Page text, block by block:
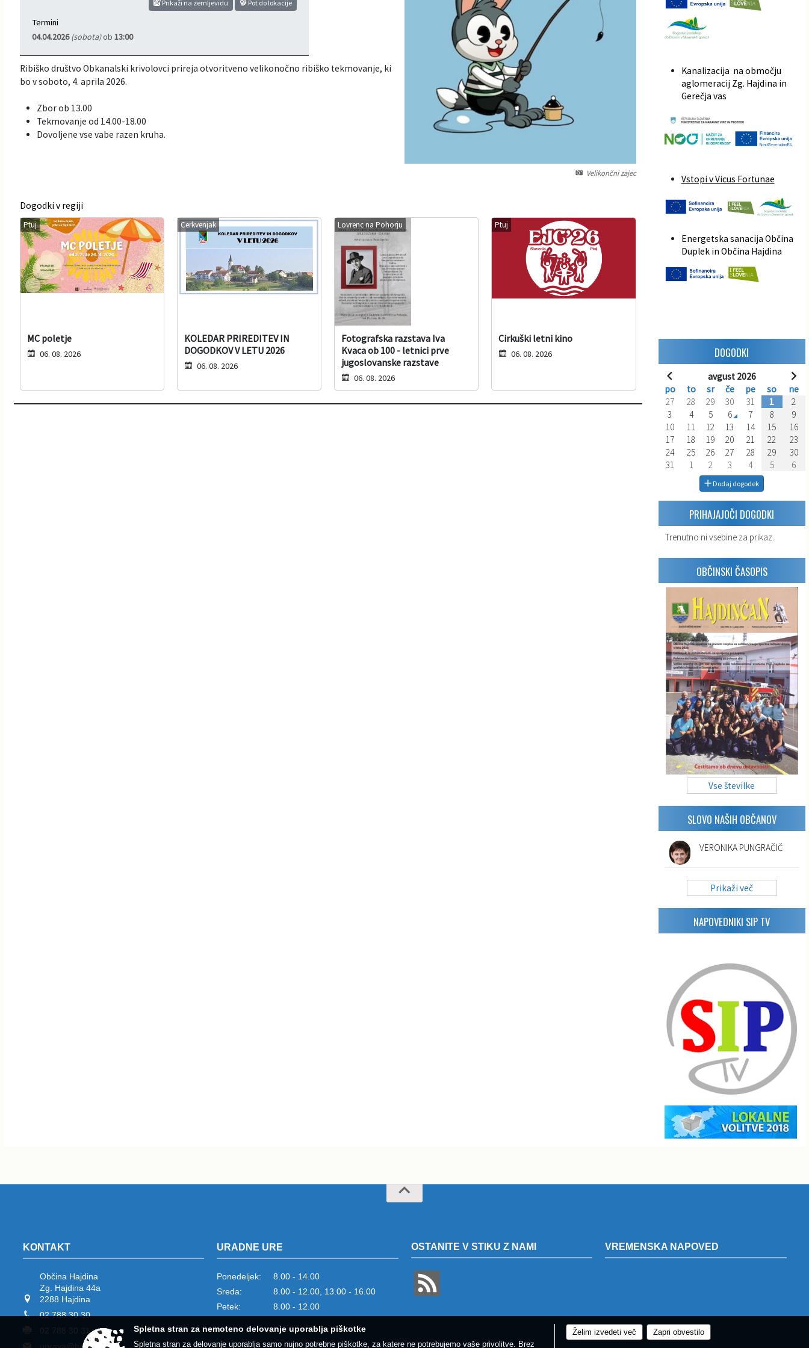
Velikončni zajec
Prikaži na zemljevidu Pot do lokacije
Termini
04.04.2026(sobota)ob 13:00
Ribiško društvo Obkanalski krivolovci prireja otvoritveno velikonočno ribiško tekmovanje, ki
bo v soboto, 4. aprila 2026.
Zbor ob 13.00
Tekmovanje od 14.00-18.00
Dovoljene vse vabe razen kruha.
Dogodki v regiji
Ptuj
MC poletje
06. 08. 2026
Cerkvenjak
KOLEDAR PRIREDITEV IN
DOGODKOV V LETU 2026
06. 08. 2026
Lovrenc na Pohorju
Fotografska razstava Iva
Kvaca ob 100 - letnici prve
jugoslovanske razstave
06. 08. 2026
Ptuj
Cirkuški letni kino
06. 08. 2026
Kanalizacija na območju
aglomeracij Zg. Hajdina in
Gerečja vas
Vstopi v Vicus Fortunae
Energetska sanacija Občina
Duplek in Občina Hajdina
DOGODKI
avgust 2026
po
to sr če pe so
ne
27
28 29 30 31 1
2
3
4 5 6 7 8
9
10
11 12 13 14 15
16
17
18 19 20 21 22
23
24
25 26 27 28 29
30
31
1 2 3 4 5 6
Dodaj dogodek
PRIHAJAJOČI DOGODKI
Trenutno ni vsebine za prikaz.
OBČINSKI ČASOPIS
Vse številke
SLOVO NAŠIH OBČANOV
VERONIKA PUNGRAČIČ
Prikaži več
NAPOVEDNIKI SIP TV
KONTAKT
Občina Hajdina
Zg. Hajdina 44a
2288 Hajdina
02 788 30 30
URADNE URE
Ponedeljek:
8.00 - 14.00
Sreda:
8.00 - 12.00, 13.00 - 16.00
Petek:
8.00 - 12.00
OSTANITE V STIKU Z NAMI VREMENSKA NAPOVED
Spletna stran za nemoteno delovanje uporablja piškotke
Spletna stran za delovanje uporablja samo nujno potrebne piškotke, za katere ne potrebujemo vaše privolitve. Brez
Želim izvedeti več Zapri obvestilo
Občinski časopis Hajdinčan
Priznanja občine
Lokalne volitve